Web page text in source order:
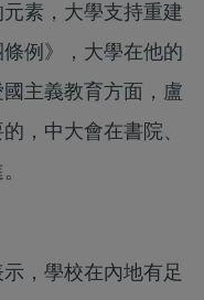
素，大學支持重建
例》，大學在他的
主義教育方面，盧
，中大會在書院、
，學校在內地有足